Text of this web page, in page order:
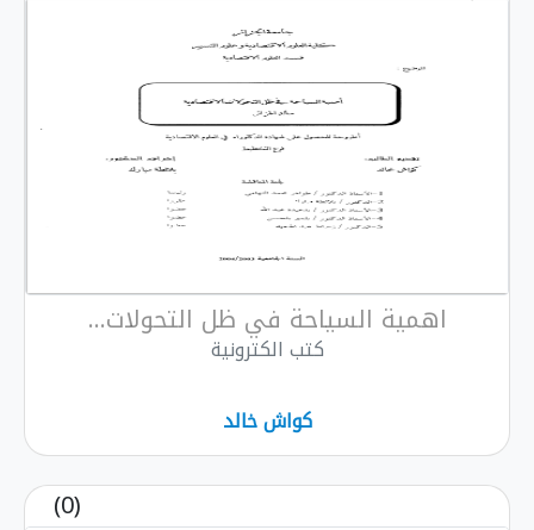
اهمية السياحة في ظل التحولات...
كتب الكترونية
كواش خالد
(0)